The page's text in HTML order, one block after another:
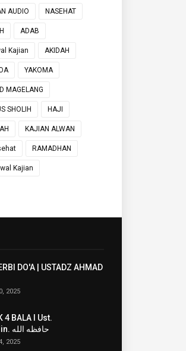
AUDIO NASEHAT
ADAB
Kajian AKIDAH
YAKOMA
MAGELANG
SHOLIH HAJI
KAJIAN ALWAN
RAMADHAN
Kajian
DO'A | USTADZ AHMAD
2025
4 BALA I Ust.
Ichsanuddin. حافظه الله
2025